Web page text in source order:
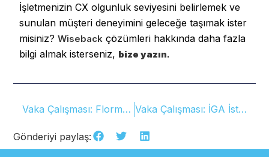
İşletmenizin CX olgunluk seviyesini belirlemek ve
sunulan müşteri deneyimini geleceğe taşımak ister
misiniz?Wiseback çözümleri hakkında daha fazla
bilgi almak isterseniz, bize yazın.
Vaka Çalışması: Flormar, rekor kıran NPS skoru ve kusursuz müşteri deneyimi için neler yapıyor? Vaka Çalışması: İGA İstanbul Havalimanı’nın Yolcu Deneyimi Başarı Hikayesi
Gönderiyi paylaş: